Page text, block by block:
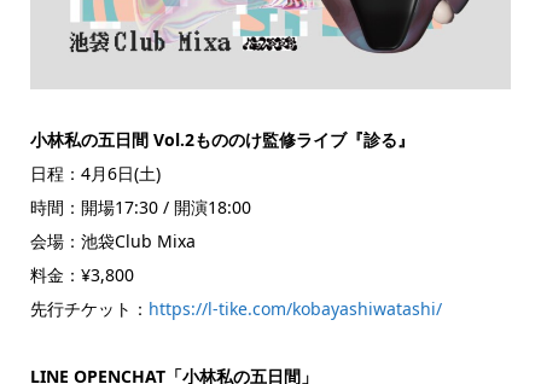
小林私の五日間 Vol.2もののけ監修ライブ『診る』
日程：4月6日(土)
時間：開場17:30 / 開演18:00
会場：池袋Club Mixa
料金：¥3,800
先行チケット： https://l-tike.com/kobayashiwatashi/
LINE OPENCHAT「小林私の五日間」